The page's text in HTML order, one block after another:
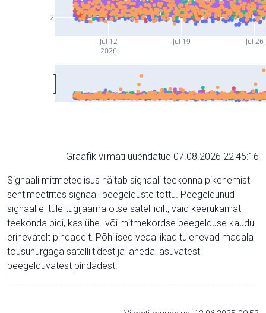
Jul 12
2026
Jul 19 Jul 26
2
Graafik viimati uuendatud 07.08.2026 22:45:16
Signaali mitmeteelisus näitab signaali teekonna pikenemist
sentimeetrites signaali peegelduste tõttu. Peegeldunud
signaal ei tule tugijaama otse satelliidilt, vaid keerukamat
teekonda pidi, kas ühe- või mitmekordse peegelduse kaudu
erinevatelt pindadelt. Põhilised veaallikad tulenevad madala
tõusunurgaga satelliitidest ja lähedal asuvatest
peegelduvatest pindadest.